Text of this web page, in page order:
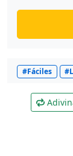
#Fáciles